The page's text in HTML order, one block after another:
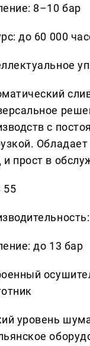
8–10 бар
до 60 000
с
прост в
55
до 13 бар
уровень